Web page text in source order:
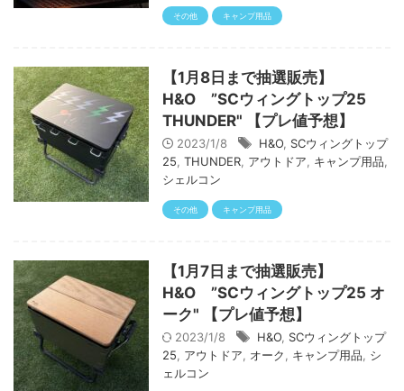
その他 キャンプ用品
【1月8日まで抽選販売】
H&O ”SCウィングトップ25
THUNDER" 【プレ値予想】
2023/1/8 H&O SCウィングトップ
25 THUNDER アウトドア キャンプ用品
シェルコン
その他 キャンプ用品
【1月7日まで抽選販売】
H&O ”SCウィングトップ25 オ
ーク" 【プレ値予想】
2023/1/8 H&O SCウィングトップ
25
アウトドア オーク キャンプ用品
シ
ェルコン